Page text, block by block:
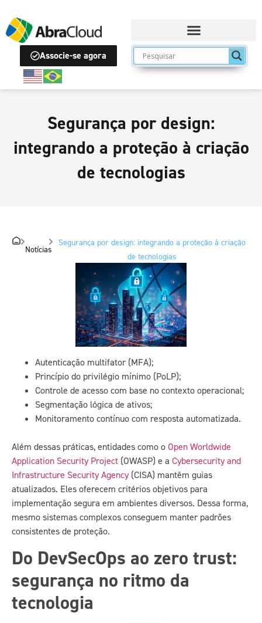
Associe-se agora
Segurança por design:
integrando a proteção à criação
de tecnologias
Notícias
Segurança por design: integrando a proteção à criação
de tecnologias
Autenticação multifator (MFA);
Princípio do privilégio mínimo (PoLP);
Controle de acesso com base no contexto operacional;
Segmentação lógica de ativos;
Monitoramento contínuo com resposta automatizada.
Além dessas práticas, entidades como oOpen Worldwide
Application Security Project (OWASP) e a Cybersecurity and
Infrastructure Security Agency(CISA) mantêm guias
atualizados. Eles oferecem critérios objetivos para
implementação segura em ambientes diversos. Dessa forma,
mesmo sistemas complexos conseguem manter padrões
consistentes de proteção.
Do DevSecOps ao zero trust:
segurança no ritmo da
tecnologia